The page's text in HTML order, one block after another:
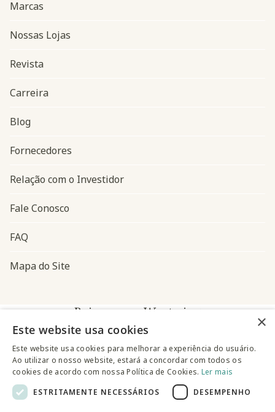
Navegação do rodapé
Marcas
Nossas Lojas
Revista
Carreira
Blog
Fornecedores
Relação com o Investidor
Fale Conosco
FAQ
Mapa do Site
Baixe o app Westwing
×
Este website usa cookies
Este website usa cookies para melhorar a experiência do usuário.
Ao utilizar o nosso website, estará a concordar com todos os
cookies de acordo com nossa Política de Cookies. Ler mais
ESTRITAMENTE NECESSÁRIOS
DESEMPENHO